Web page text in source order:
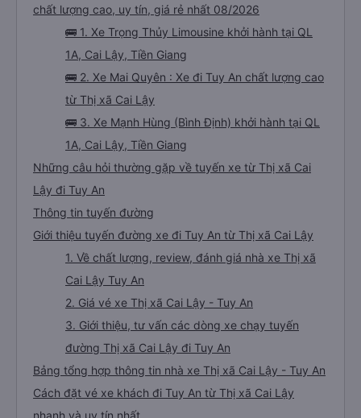
chất lượng cao, uy tín, giá rẻ nhất 08/2026
🚌 1. Xe Trọng Thủy Limousine khởi hành tại QL
1A, Cai Lậy, Tiền Giang
🚌 2. Xe Mai Quyên : Xe đi Tuy An chất lượng cao
từ Thị xã Cai Lậy
🚌 3. Xe Mạnh Hùng (Bình Định) khởi hành tại QL
1A, Cai Lậy, Tiền Giang
Những câu hỏi thường gặp về tuyến xe từ Thị xã Cai
Lậy đi Tuy An
Thông tin tuyến đường
Giới thiệu tuyến đường xe đi Tuy An từ Thị xã Cai Lậy
1. Về chất lượng, review, đánh giá nhà xe Thị xã
Cai Lậy Tuy An
2. Giá vé xe Thị xã Cai Lậy - Tuy An
3. Giới thiệu, tư vấn các dòng xe chạy tuyến
đường Thị xã Cai Lậy đi Tuy An
Bảng tổng hợp thông tin nhà xe Thị xã Cai Lậy - Tuy An
Cách đặt vé xe khách đi Tuy An từ Thị xã Cai Lậy
nhanh và uy tín nhất